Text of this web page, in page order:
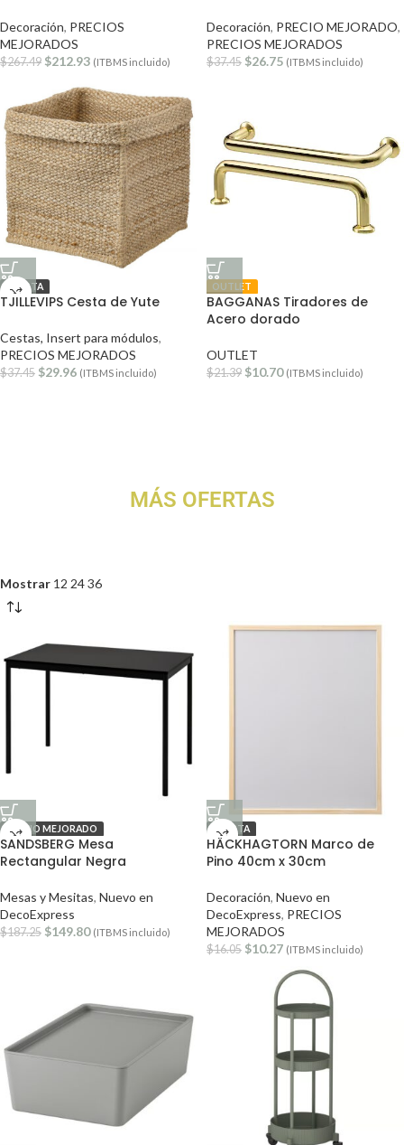
Decoración, PRECIOS
MEJORADOS
$267.49 $212.93 (ITBMS incluido)
Decoración, PRECIO MEJORADO,
PRECIOS MEJORADOS
$37.45 $26.75 (ITBMS incluido)
OFERTA
TJILLEVIPS Cesta de Yute
Cestas, Insert para módulos,
PRECIOS MEJORADOS
$37.45 $29.96 (ITBMS incluido)
OUTLET
BAGGANAS Tiradores de
Acero dorado
OUTLET
$21.39 $10.70 (ITBMS incluido)
MÁS OFERTAS
Mostrar 12 2436
PRECIO MEJORADO
SANDSBERG Mesa
Rectangular Negra
Mesas y Mesitas, Nuevo en
DecoExpress
$187.25 $149.80 (ITBMS incluido)
OFERTA
HÄCKHAGTORN Marco de
Pino 40cm x 30cm
Decoración, Nuevo en
DecoExpress, PRECIOS
MEJORADOS
$16.05 $10.27 (ITBMS incluido)